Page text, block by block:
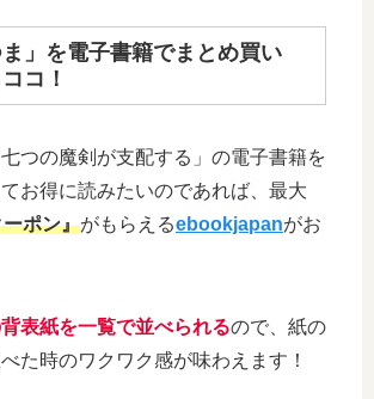
ま」を電子書籍でまとめ買い
コ！
つの魔剣が支配する」の電子書籍を
お得に読みたいのであれば、最大
ポン』がもらえるebookjapanがお
表紙を一覧で並べられるので、紙の
た時のワクワク感が味わえます！